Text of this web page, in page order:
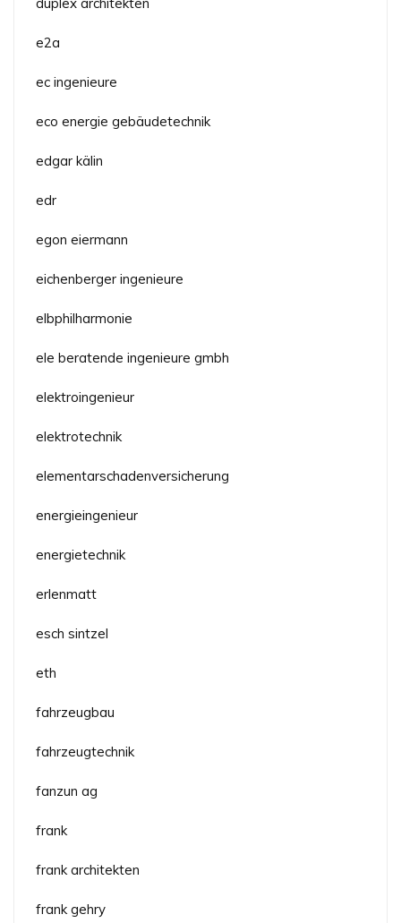
e2a
ec ingenieure
eco energie gebäudetechnik
edgar kälin
edr
egon eiermann
eichenberger ingenieure
elbphilharmonie
ele beratende ingenieure gmbh
elektroingenieur
elektrotechnik
elementarschadenversicherung
energieingenieur
energietechnik
erlenmatt
esch sintzel
eth
fahrzeugbau
fahrzeugtechnik
fanzun ag
frank
frank architekten
frank gehry